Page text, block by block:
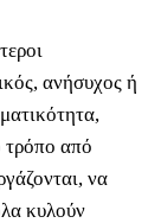
ανήσυχος ή
τρόπο από
να
κυλούν